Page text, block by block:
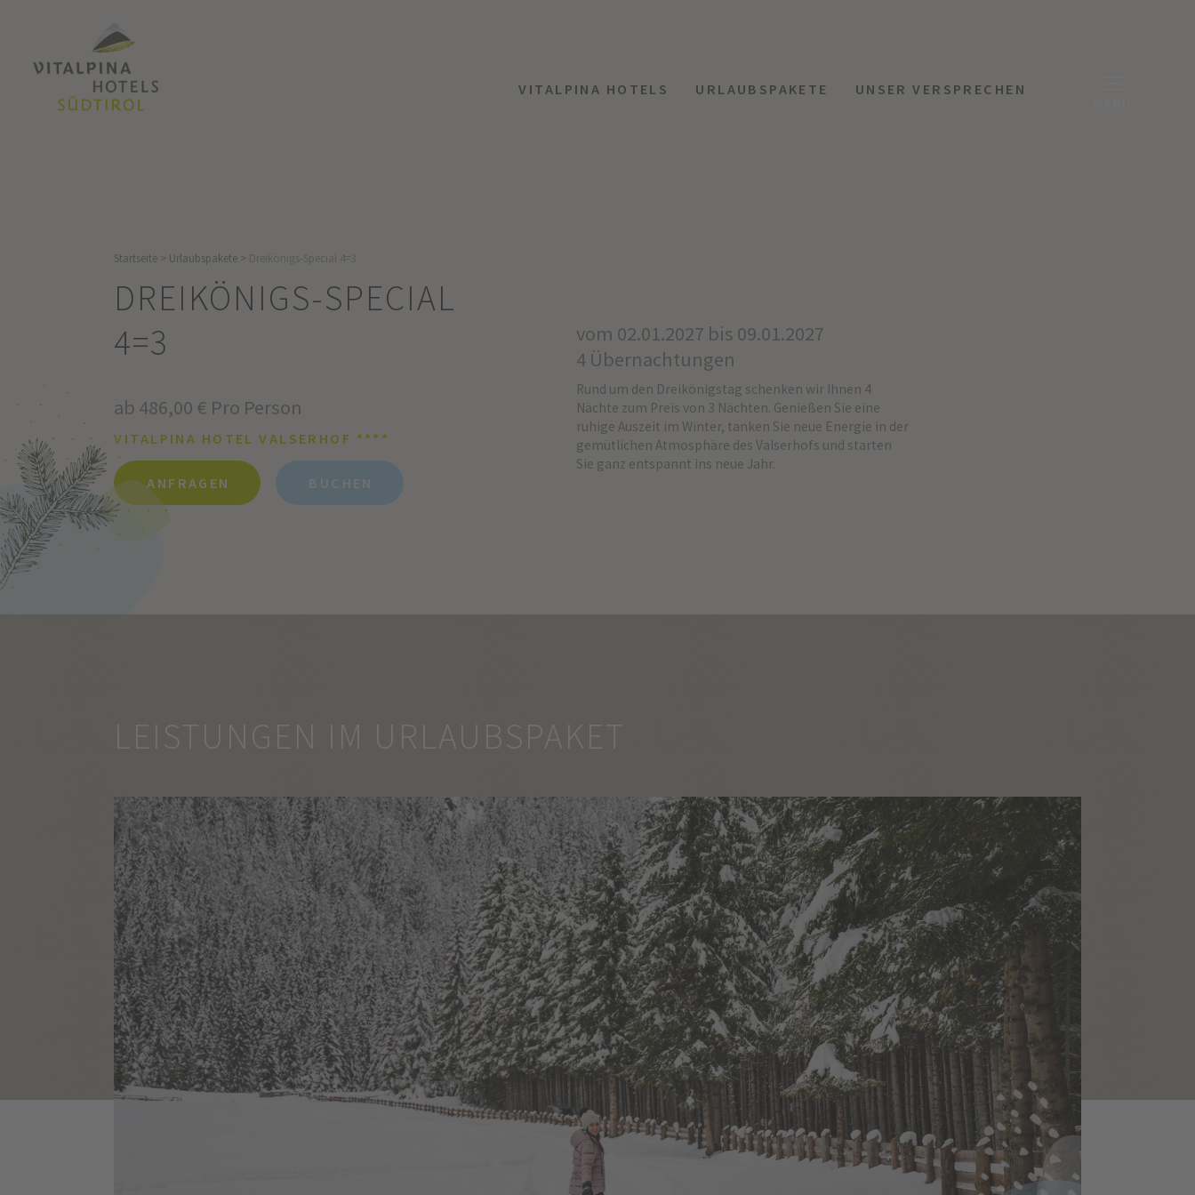
VITALPINA HOTELS URLAUBSPAKETE UNSER VERSPRECHEN
Startseite > Urlaubspakete >
DREIKÖNIGS-SPECIAL
4=3
ab 486,00 € Pro Person
VITALPINA HOTEL VALSERHOF ****
ANFRAGEN BUCHEN
vom 02.01.2027 bis 09.01.2027
4 Übernachtungen
Rund um den Dreikönigstag schenken wir Ihnen 4
Nächte zum Preis von 3 Nächten. Genießen Sie eine
ruhige Auszeit im Winter, tanken Sie neue Energie in der
gemütlichen Atmosphäre des Valserhofs und starten
Sie ganz entspannt ins neue Jahr.
LEISTUNGEN IM URLAUBSPAKET